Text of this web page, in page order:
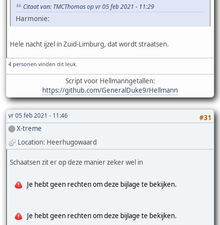
Citaat van: TMCThomas op vr 05 feb 2021 - 11:29
Harmonie:
Hele nacht ijzel in Zuid-Limburg, dat wordt straatsen.
4 personen vinden dit leuk.
Script voor Hellmanngetallen:
https://github.com/GeneralDuke9/Hellmann
vr 05 feb 2021 - 11:46
#31
X-treme
Location: Heerhugowaard
Schaatsen zit er op deze manier zeker wel in
Je hebt geen rechten om deze bijlage te bekijken.
Je hebt geen rechten om deze bijlage te bekijken.